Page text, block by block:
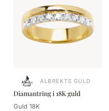
ALBREKTS GULD
Diamantring i 18K guld
Guld 18K